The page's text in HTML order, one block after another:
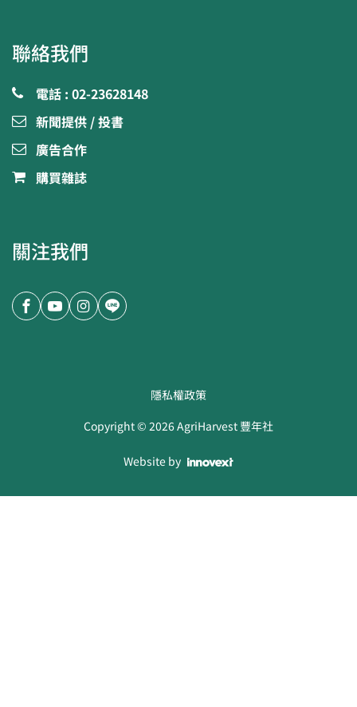
聯絡我們
電話 : 02-23628148
新聞提供 / 投書
廣告合作
購買雜誌
關注我們
隱私權政策
Copyright ©2026AgriHarvest 豐年社
Website by